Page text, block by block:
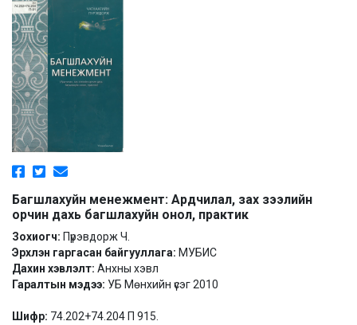
Багшлахуйн менежмент: Ардчилал, зах зээлийн
орчин дахь багшлахуйн онол, практик
Зохиогч: Пүрэвдорж Ч.
Эрхлэн гаргасан байгууллага: МУБИС
Дахин хэвлэлт: Анхны хэвл
Гаралтын мэдээ: УБ Мөнхийн үсэг 2010
Шифр: 74.202+74.204 П 915.